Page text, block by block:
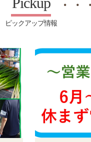
ピックアップ情報